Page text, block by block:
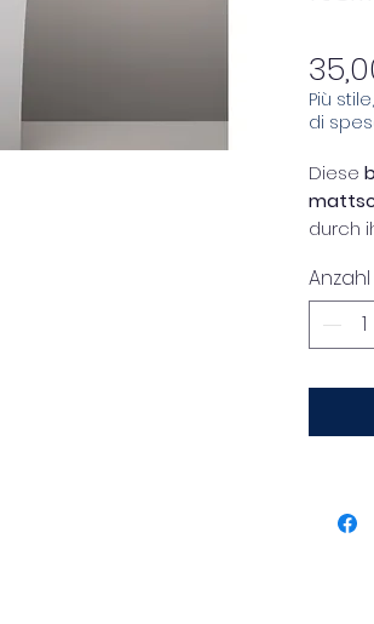
Più
di
Diese
durch
den
Die
Anzahl